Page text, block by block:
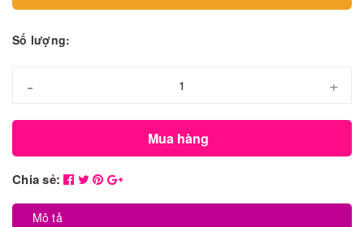
Số lượng:
- +
Mua hàng
Chia sẻ:
Mô tả